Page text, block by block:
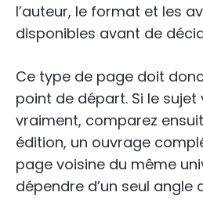
l’auteur, le format et les
disponibles avant de
Ce type de page doit
point de départ. Si le
vraiment, comparez
édition, un ouvrage
page voisine du même
dépendre d’un seul angle